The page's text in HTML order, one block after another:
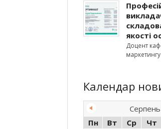
якості
Доцент
маркетингу
Календар
Пн
Вт Ср Чт